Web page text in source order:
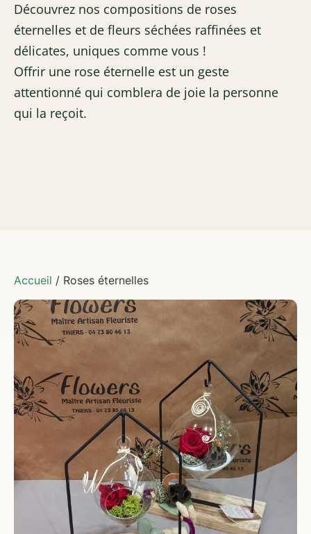
Découvrez nos compositions de roses
éternelles et de fleurs séchées raffinées et
délicates, uniques comme vous !
Offrir une rose éternelle est un geste
attentionné qui comblera de joie la personne
qui la reçoit.
Accueil / Roses éternelles